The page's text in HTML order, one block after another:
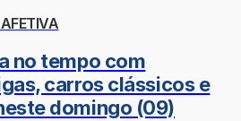
no tempo com
carros clássicos e
domingo (09)